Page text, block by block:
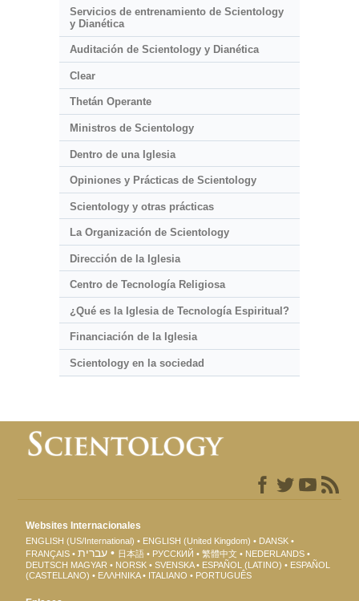
Servicios de entrenamiento de Scientology
y Dianética
Auditación de Scientology y Dianética
Clear
Thetán Operante
Ministros de Scientology
Dentro de una Iglesia
Opiniones y Prácticas de Scientology
Scientology y otras prácticas
La Organización de Scientology
Dirección de la Iglesia
Centro de Tecnología Religiosa
¿Qué es la Iglesia de Tecnología Espiritual?
Financiación de la Iglesia
Scientology en la sociedad
Websites Internacionales
ENGLISH (US/International) ENGLISH (United Kingdom)
DANSK
FRANÇAIS
עברית 日本語 РУССКИЙ 繁體中文
NEDERLANDS
DEUTSCH MAGYAR NORSK SVENSKA ESPAÑOL (LATINO)
ESPAÑOL
(CASTELLANO)
ΕΛΛΗΝΙΚA ITALIANO PORTUGUÊS